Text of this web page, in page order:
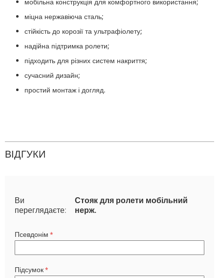
міцна нержавіюча сталь;
стійкість до корозії та ультрафіолету;
надійна підтримка ролети;
підходить для різних систем накриття;
сучасний дизайн;
простий монтаж і догляд.
ВІДГУКИ
Ви
переглядаєте:
Стояк для ролети мобільний
нерж.
Псевдонім
Підсумок